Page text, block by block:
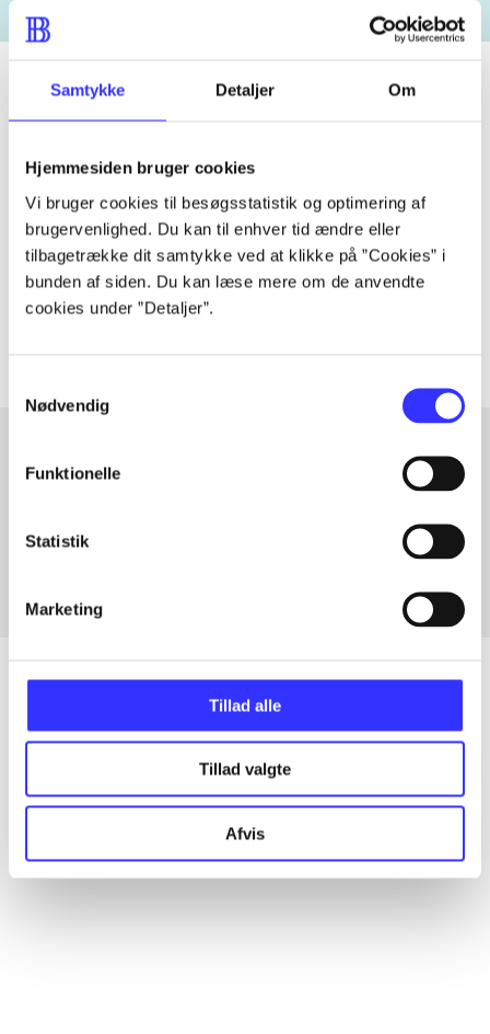
Samtykke Detaljer Om
Hjemmesiden bruger cookies
Vi bruger cookies til besøgsstatistik og optimering af
brugervenlighed. Du kan til enhver tid ændre eller
tilbagetrække dit samtykke ved at klikke på ”Cookies” i
bunden af siden. Du kan læse mere om de anvendte
cookies under ”Detaljer”.
Nødvendig
Funktionelle
Statistik
Marketing
Tillad alle
Tillad valgte
Afvis
Artiklen er en del af
lorem ipsum dolor sit amet ...
Artiklerne i handler ofte om
Artikler
Alle registrerede artikler fordelt på udgivelser